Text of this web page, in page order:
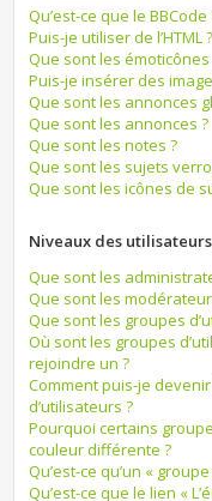
Qu’est-ce que le BBCode
Puis-je utiliser de l’HTML ?
Que sont les émoticônes
Puis-je insérer des
Que sont les annonces
Que sont les annonces ?
Que sont les notes ?
Que sont les sujets
Que sont les icônes de
Niveaux des
Que sont les
Que sont les
Que sont les groupes
Où sont les groupes
rejoindre un ?
Comment puis-je
d’utilisateurs ?
Pourquoi certains
couleur différente ?
Qu’est-ce qu’un «
Qu’est-ce que le lien «